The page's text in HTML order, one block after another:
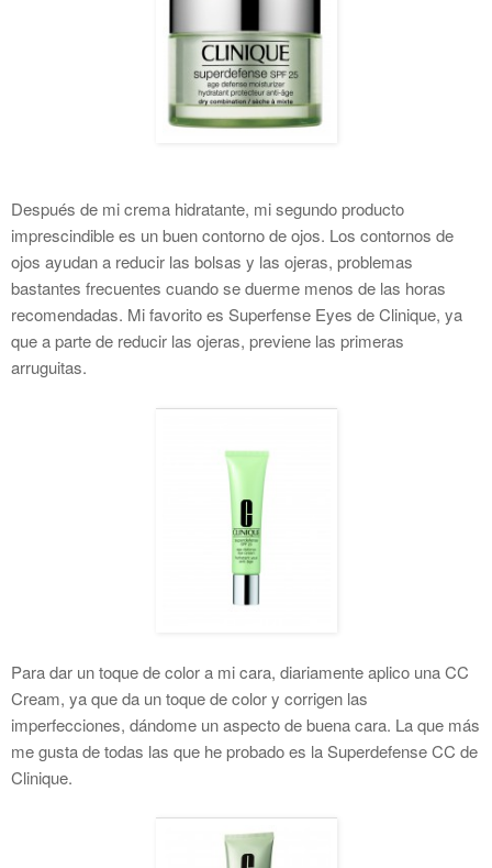
Después de mi crema hidratante, mi segundo producto
imprescindible es un buen contorno de ojos. Los contornos de
ojos ayudan a reducir las bolsas y las ojeras, problemas
bastantes frecuentes cuando se duerme menos de las horas
recomendadas. Mi favorito es Superfense Eyes de Clinique, ya
que a parte de reducir las ojeras, previene las primeras
arruguitas.
Para dar un toque de color a mi cara, diariamente aplico una CC
Cream, ya que da un toque de color y corrigen las
imperfecciones, dándome un aspecto de buena cara. La que más
me gusta de todas las que he probado es la Superdefense CC de
Clinique.